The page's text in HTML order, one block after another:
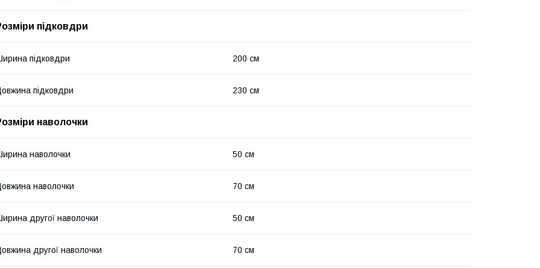
підковдри
підковдри 200 см
підковдри 230 см
наволочки
наволочки 50 см
наволочки 70 см
другої наволочки 50 см
другої наволочки 70 см